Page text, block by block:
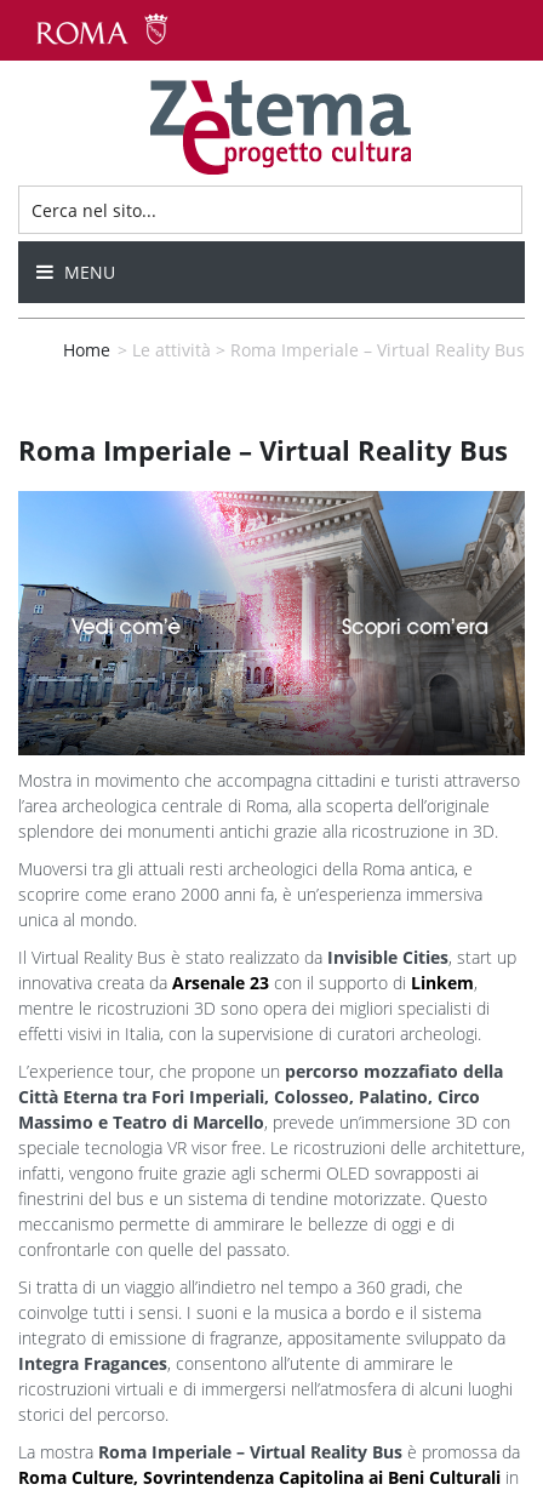
MENU
Home > Le attività > Roma Imperiale – Virtual Reality Bus
Roma Imperiale – Virtual Reality Bus
Mostra in movimento che accompagna cittadini e turisti attraverso
l’area archeologica centrale di Roma, alla scoperta dell’originale
splendore dei monumenti antichi grazie alla ricostruzione in 3D.
Muoversi tra gli attuali resti archeologici della Roma antica, e
scoprire come erano 2000 anni fa, è un’esperienza immersiva
unica al mondo.
Il Virtual Reality Bus è stato realizzato da Invisible Cities, start up
innovativa creata da Arsenale 23 con il supporto di Linkem,
mentre le ricostruzioni 3D sono opera dei migliori specialisti di
effetti visivi in Italia, con la supervisione di curatori archeologi.
L’experience tour, che propone un percorso mozzafiato della
Città Eterna tra Fori Imperiali, Colosseo, Palatino, Circo
Massimo e Teatro di Marcello, prevede un’immersione 3D con
speciale tecnologia VR visor free. Le ricostruzioni delle architetture,
infatti, vengono fruite grazie agli schermi OLED sovrapposti ai
finestrini del bus e un sistema di tendine motorizzate. Questo
meccanismo permette di ammirare le bellezze di oggi e di
confrontarle con quelle del passato.
Si tratta di un viaggio all’indietro nel tempo a 360 gradi, che
coinvolge tutti i sensi. I suoni e la musica a bordo e il sistema
integrato di emissione di fragranze, appositamente sviluppato da
Integra Fragances, consentono all’utente di ammirare le
ricostruzioni virtuali e di immergersi nell’atmosfera di alcuni luoghi
storici del percorso.
La mostra Roma Imperiale – Virtual Reality Bus è promossa da
Roma Culture, Sovrintendenza Capitolina ai Beni Culturali in